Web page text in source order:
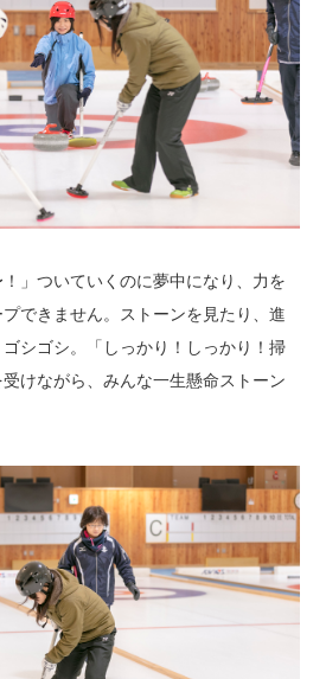
！」ついていくのに夢中になり、力を
できません。 ストーンを見たり、進
シゴシ。
「しっかり！しっかり！掃
けながら、みんな一生懸命ストーン